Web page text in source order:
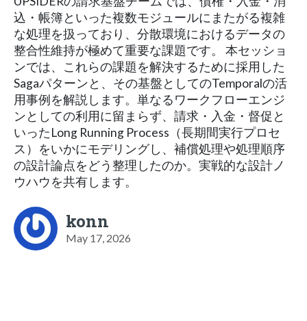
込・帳簿といった複数モジュールにまたがる複雑
な処理を扱っており、分散環境におけるデータの
整合性維持が極めて重要な課題です。 本セッショ
ンでは、これらの課題を解決するために採用した
Sagaパターンと、その基盤としてのTemporalの活
用事例を解説します。単なるワークフローエンジ
ンとしての利用に留まらず、請求・入金・督促と
いったLong Running Process（長期間実行プロセ
ス）をいかにモデリングし、補償処理や処理順序
の設計論点をどう整理したのか。実戦的な設計ノ
ウハウを共有します。
konn
May 17, 2026